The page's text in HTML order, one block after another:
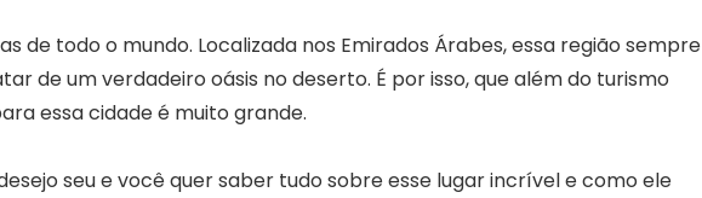
de todo o mundo. Localizada nos Emirados Árabes, essa região sempre
de um verdadeiro oásis no deserto. É por isso, que além do turismo
essa cidade é muito grande.
seu e você quer saber tudo sobre esse lugar incrível e como ele